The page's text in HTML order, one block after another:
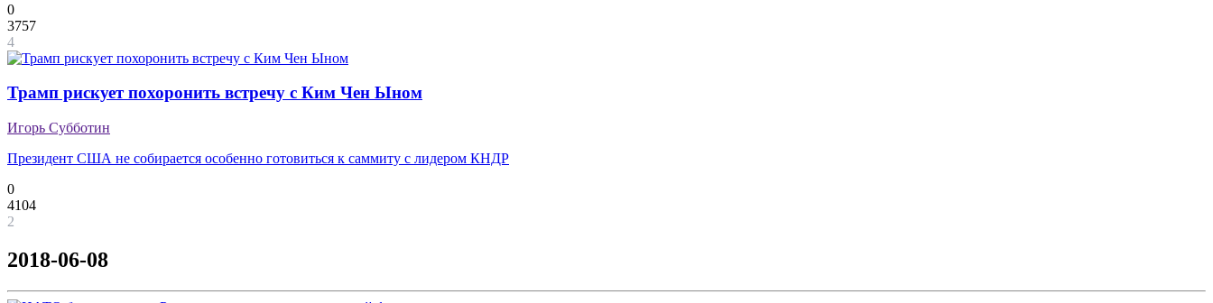
0
3757
4
Трамп рискует похоронить встречу с Ким Чен Ыном
Игорь Субботин
Президент США не собирается особенно готовиться к саммиту с лидером КНДР
0
4104
2
2018-06-08